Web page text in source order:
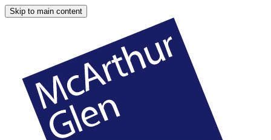
Skip to main content